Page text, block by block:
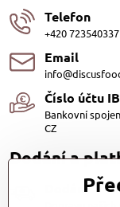
Telefon
+420 723540337
Email
Číslo účtu
Bankovní
CZ
Dodání a
Dodání